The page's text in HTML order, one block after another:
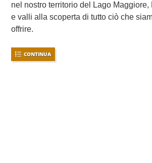
nel nostro territorio del Lago Maggiore,
e valli alla scoperta di tutto ciò che
offrire.
CONTINUA